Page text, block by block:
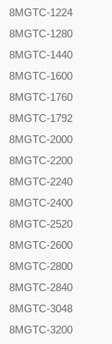
8MGTC-1224
8MGTC-1280
8MGTC-1440
8MGTC-1600
8MGTC-1760
8MGTC-1792
8MGTC-2000
8MGTC-2200
8MGTC-2240
8MGTC-2400
8MGTC-2520
8MGTC-2600
8MGTC-2800
8MGTC-2840
8MGTC-3048
8MGTC-3200